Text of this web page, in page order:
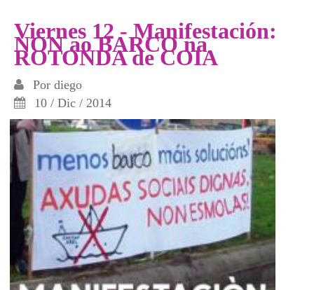
Viernes 12 - Manifestación:
NON ao BARCO na
ROTONDA de COIA
Por diego
10 / Dic / 2014